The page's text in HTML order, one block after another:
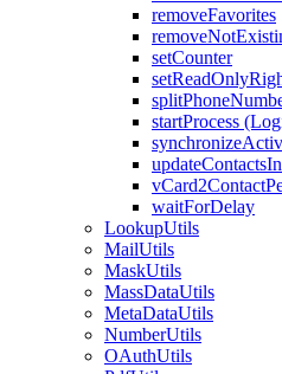
removeFavorites
setCounter
startProcess
waitForDelay
LookupUtils
MailUtils
MaskUtils
MassDataUtils
MetaDataUtils
NumberUtils
OAuthUtils